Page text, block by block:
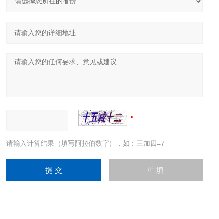
请输入计算结果（填写阿拉伯数字），如：三加四=7